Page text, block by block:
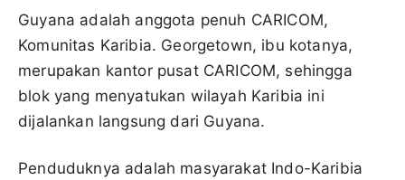
Guyana adalah anggota penuh CARICOM,
Komunitas Karibia. Georgetown, ibu kotanya,
merupakan kantor pusat CARICOM, sehingga
blok yang menyatukan wilayah Karibia ini
dijalankan langsung dari Guyana.
Penduduknya adalah masyarakat Indo-Karibia